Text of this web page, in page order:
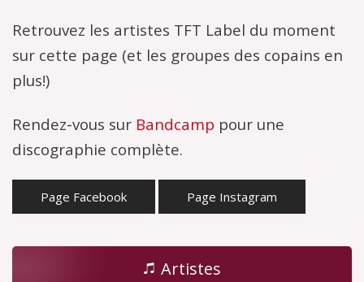
Retrouvez les artistes TFT Label du moment
sur cette page (et les groupes des copains en
plus!)
Rendez-vous sur Bandcamp pour une
discographie complète.
Page Facebook Page Instagram
Artistes